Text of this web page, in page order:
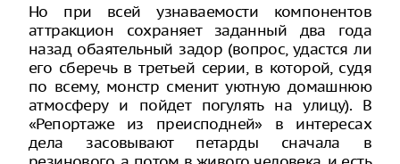
Но при всей узнаваемости компонентов
аттракцион сохраняет заданный два года
назад обаятельный задор (вопрос, удастся ли
его сберечь в третьей серии, в которой, судя
по всему, монстр сменит уютную домашнюю
атмосферу и пойдет погулять на улицу). В
«Репортаже из преисподней» в интересах
дела засовывают петарды сначала в